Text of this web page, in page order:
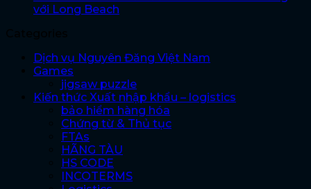
với Long Beach
Dịch vụ Nguyên Đăng Việt Nam
Games
jigsaw puzzle
Kiến thức Xuất nhập khẩu – logistics
bảo hiểm hàng hóa
Chứng từ & Thủ tục
FTAs
HÃNG TÀU
HS CODE
INCOTERMS